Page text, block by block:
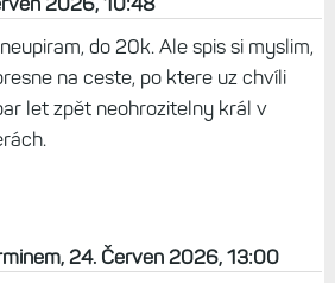
do 20k. Ale spis si myslim,
na ceste, po ktere uz chvíli
let zpět neohrozitelny král v
24. Červen 2026, 13:00